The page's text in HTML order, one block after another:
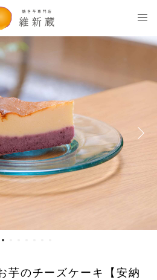
芋のチーズケーキ【安納